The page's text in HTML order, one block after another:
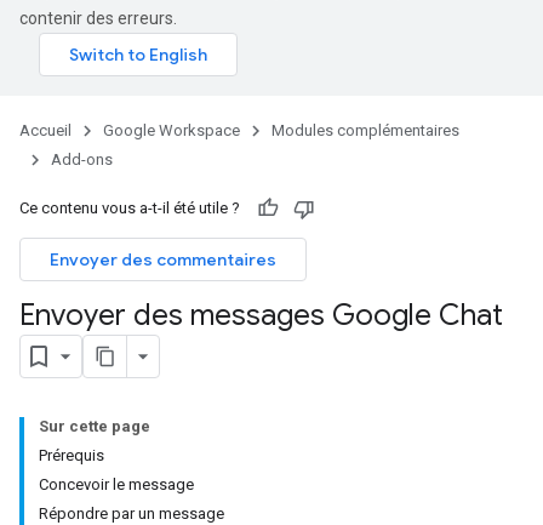
contenir des erreurs.
Accueil Google Workspace
Modules complémentaires
Add-ons
Ce contenu vous a-t-il été utile ?
Envoyer des commentaires
Envoyer des messages Google Chat
Sur cette page
Prérequis
Concevoir le message
Répondre par un message